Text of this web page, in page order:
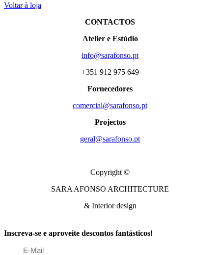
Voltar à loja
CONTACTOS
Atelier e Estúdio
info@sarafonso.pt
+351 912 975 649
Fornecedores
comercial@sarafonso.pt
Projectos
geral@sarafonso.pt
Copyright ©
SARA AFONSO ARCHITECTURE
& Interior design
Inscreva-se e aproveite descontos fantásticos!